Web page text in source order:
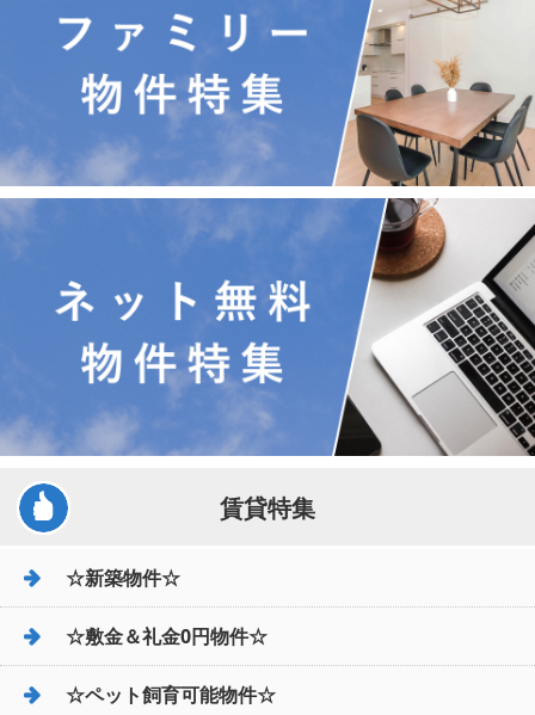
賃貸特集
☆新築物件☆
☆敷金＆礼金0円物件☆
☆ペット飼育可能物件☆